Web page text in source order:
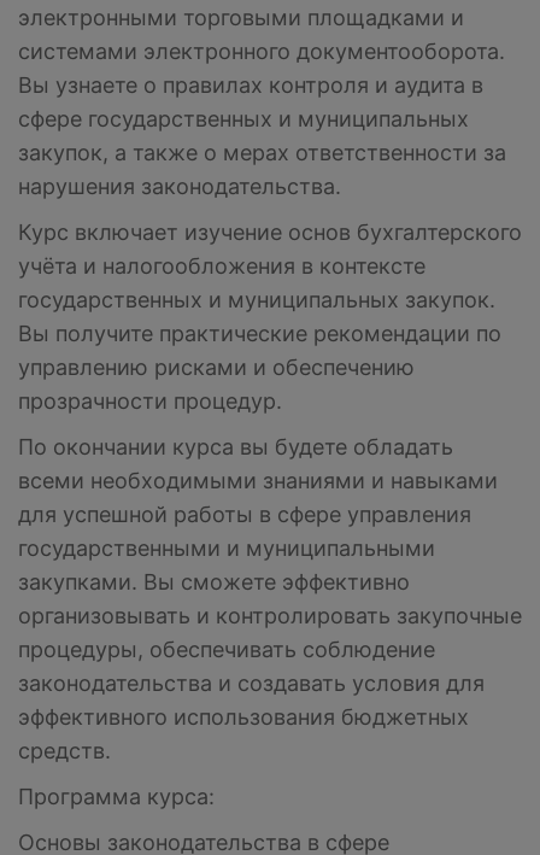
электронными торговыми площадками и
системами электронного документооборота.
Вы узнаете о правилах контроля и аудита в
сфере государственных и муниципальных
закупок, а также о мерах ответственности за
нарушения законодательства.
Курс включает изучение основ бухгалтерского
учёта и налогообложения в контексте
государственных и муниципальных закупок.
Вы получите практические рекомендации по
управлению рисками и обеспечению
прозрачности процедур.
По окончании курса вы будете обладать
всеми необходимыми знаниями и навыками
для успешной работы в сфере управления
государственными и муниципальными
закупками. Вы сможете эффективно
организовывать и контролировать закупочные
процедуры, обеспечивать соблюдение
законодательства и создавать условия для
эффективного использования бюджетных
средств.
Программа курса:
Основы законодательства в сфере